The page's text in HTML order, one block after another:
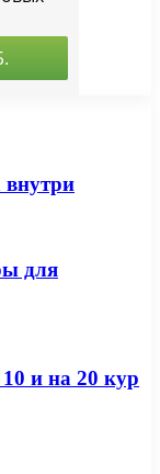
внутри
для
и на 20 кур